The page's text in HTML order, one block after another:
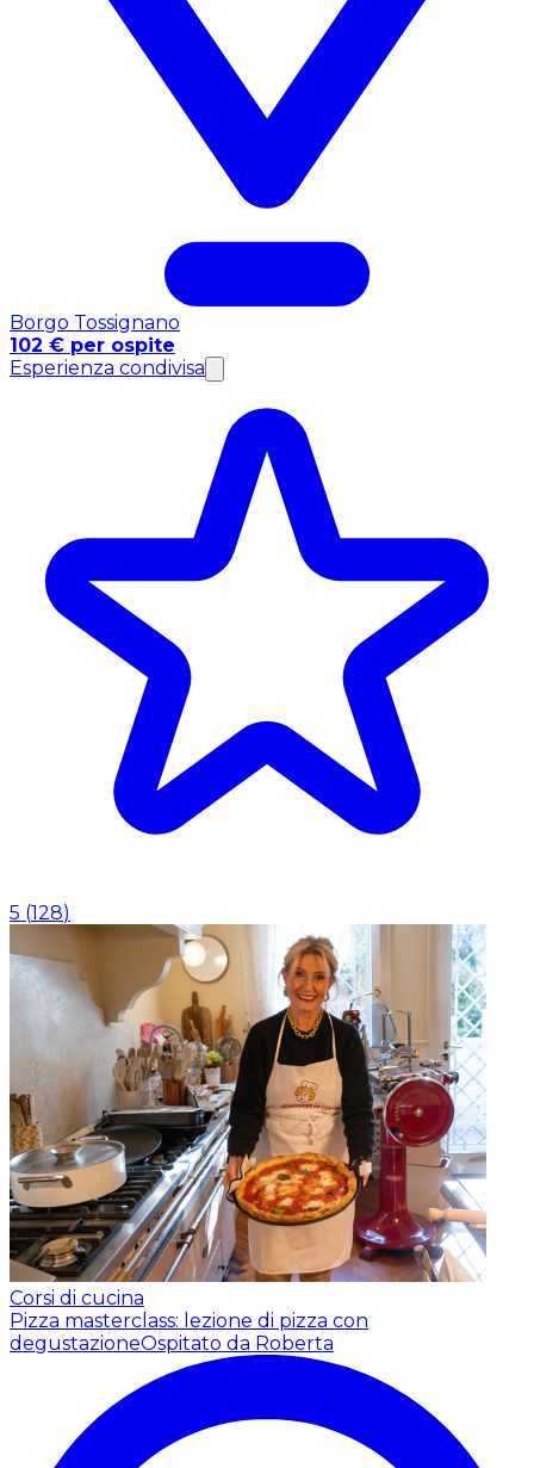
Borgo Tossignano
102 € per ospite
Esperienza condivisa
5 (128)
Corsi di cucina
Pizza masterclass: lezione di pizza con
degustazioneOspitato da Roberta